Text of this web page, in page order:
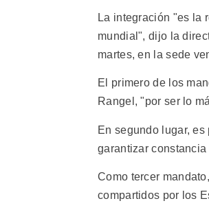
La integración "es la
mundial", dijo la
martes, en la sede
El primero de los
Rangel, "por ser lo
En segundo lugar,
garantizar
Como tercer
compartidos por los